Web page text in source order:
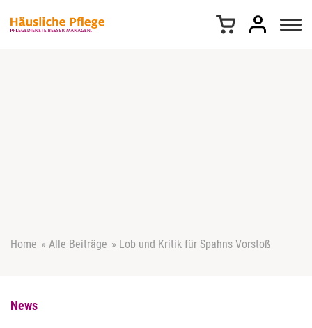
Home » Alle Beiträge » Lob und Kritik für Spahns Vorstoß
News